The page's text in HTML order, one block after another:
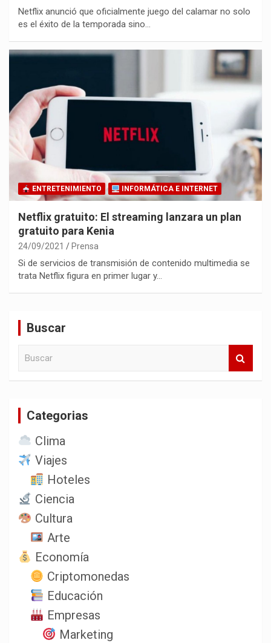
Netflix anunció que oficialmente juego del calamar no solo
es el éxito de la temporada sino…
ENTRETENIMIENTO INFORMÁTICA E INTERNET
Netflix gratuito: El streaming lanzara un plan
gratuito para Kenia
24/09/2021 Prensa
Si de servicios de transmisión de contenido multimedia se
trata Netflix figura en primer lugar y…
Buscar
Categorias
Clima
Viajes
Hoteles
Ciencia
Cultura
Arte
Economía
Criptomonedas
Educación
Empresas
Marketing